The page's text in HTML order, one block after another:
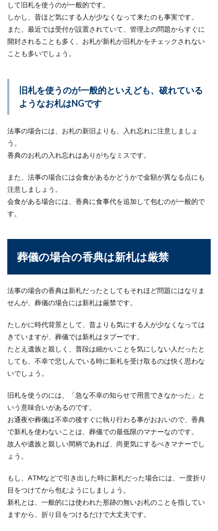
会社宛に出す年賀状のマナー
自分が喪中の場合、取引先やお付き合いのある会
社宛に、年賀状を出しても良いのか悩みますよ
【上棟式の挨拶】施主として挨拶をす
る際のポイントと注意点
して大工さんたちに向けて挨拶をする機会があり
して旧札を使うのが一般的です。
しかし、昔ほど気にする人が少なくなって来たのも事実です。
また、最近では受付が設置されていて、管理上の問題からすぐに
開封されることも多く、お札が新札か旧札かをチェックされない
ことも多いでしょう。
旧札を使うのが一般的といえども、破れている
ようなお札はNGです
法事の場合には、お札の新旧よりも、入れ忘れに注意しましょ
う。
香典のお札の入れ忘れはありがちなミスです。
また、法事の場合には会食があるかどうかで金額が異なる点にも
注意しましょう。
会食がある場合には、香典に食事代を追加して包むのが一般的で
す。
葬儀の場合の香典は新札は厳禁
法事の場合の香典は新札だったとしてもそれほど問題にはなりま
せんが、葬儀の場合には新札は厳禁です。
たしかに時代背景として、昔よりも気にする人が少なくなっては
きていますが、葬儀では新札はタブーです。
たとえ遺族と親しく、普段は細かいことを気にしない人だったと
しても、不幸で悲しんでいる時に新札を受け取るのは快く思わな
いでしょう。
旧札を使うのには、「急な不幸の知らせで用意できなかった」と
いう意味合いがあるのです。
お通夜や葬儀は不幸の後すぐに執り行わる事がおおいので、香典
で新札を使わないことは、葬儀での最低限のマナーなのです。
故人や遺族と親しい間柄であれば、尚更気にするべきマナーでし
ょう。
もし、ATMなどで引き出した時に新札だった場合には、一度折り
目をつけてから包むようにしましょう。
新札とは、一般的には使われた形跡の無いお札のことを指してい
ますから、折り目をつけるだけで大丈夫です。